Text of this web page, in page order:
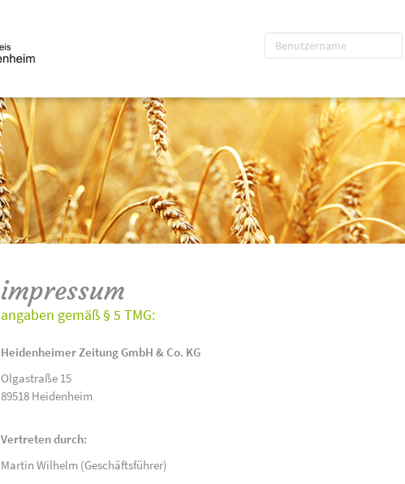
impressum
angaben gemäß § 5 TMG:
Heidenheimer Zeitung GmbH & Co. KG
Olgastraße 15
89518 Heidenheim
Vertreten durch:
Martin Wilhelm (Geschäftsführer)